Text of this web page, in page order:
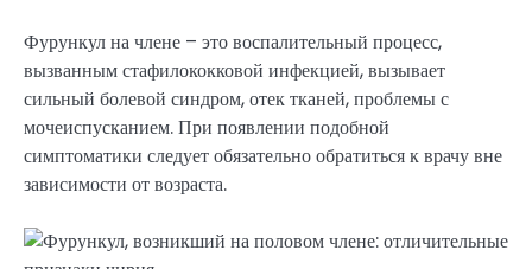
Фурункул на члене – это воспалительный процесс,
вызванным стафилококковой инфекцией, вызывает
сильный болевой синдром, отек тканей, проблемы с
мочеиспусканием. При появлении подобной
симптоматики следует обязательно обратиться к врачу вне
зависимости от возраста.